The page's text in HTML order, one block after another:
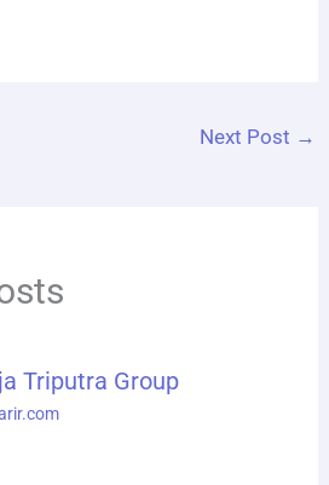
Next Post →
Triputra Group